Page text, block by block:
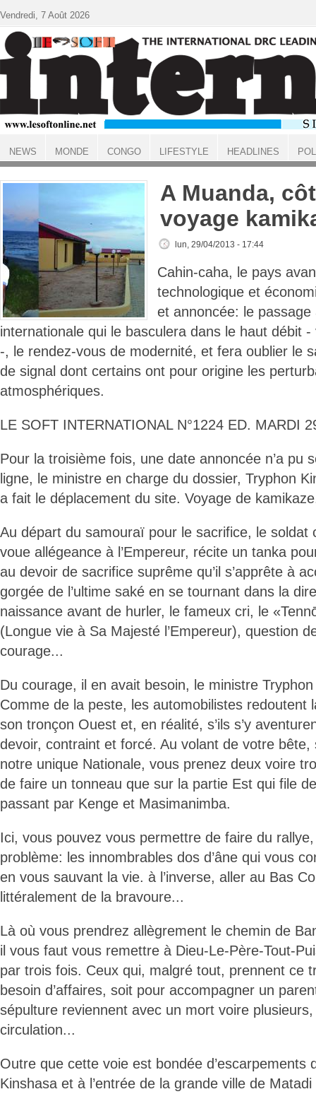
ACCUEIL
A Muanda,
voyage
lun, 29/04/2013 - 17:44
Cahin-caha, le pays
technologique et
et annoncée: le
internationale qui le basculera dans le haut débit
-, le rendez-vous de modernité, et fera oublier le
de signal dont certains ont pour origine les
atmosphériques.
LE SOFT INTERNATIONAL N°1224 ED. MARDI
Pour la troisième fois, une date annoncée n’a pu
ligne, le ministre en charge du dossier, Tryphon
a fait le déplacement du site. Voyage de
Au départ du samouraï pour le sacrifice, le soldat
voue allégeance à l’Empereur, récite un tanka
au devoir de sacrifice suprême qu’il s’apprête à
gorgée de l’ultime saké en se tournant dans la
naissance avant de hurler, le fameux cri, le
(Longue vie à Sa Majesté l’Empereur), question
courage...
Du courage, il en avait besoin, le ministre
Comme de la peste, les automobilistes redoutent
son tronçon Ouest et, en réalité, s’ils s’y
devoir, contraint et forcé. Au volant de votre
notre unique Nationale, vous prenez deux voire
de faire un tonneau que sur la partie Est qui file
passant par Kenge et Masimanimba.
Ici, vous pouvez vous permettre de faire du rallye,
problème: les innombrables dos d’âne qui vous
en vous sauvant la vie. à l’inverse, aller au Bas
littéralement de la bravoure...
Là où vous prendrez allègrement le chemin de
il vous faut vous remettre à Dieu-Le-Père-Tout-
par trois fois. Ceux qui, malgré tout, prennent ce
besoin d’affaires, soit pour accompagner un
sépulture reviennent avec un mort voire
circulation...
Outre que cette voie est bondée d’escarpements
Kinshasa et à l’entrée de la grande ville de
Vendredi, 7 Août 2026
NEWS MONDE CONGO LIFESTYLE HEADLINES